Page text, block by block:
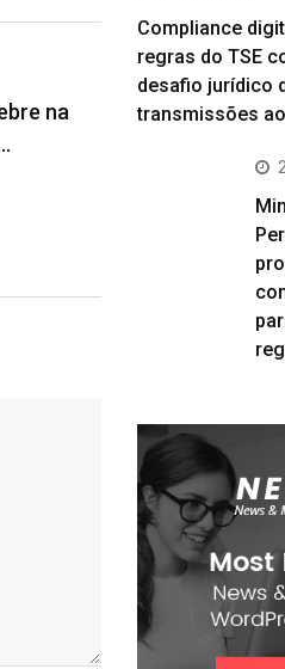
na
Compliance
regras do TSE
desafio jurídico
transmissões